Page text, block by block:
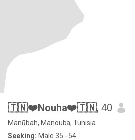
🇹🇳❤️Nouha❤️🇹🇳, 40
Manūbah, Manouba, Tunisia
Seeking: Male 35 - 54